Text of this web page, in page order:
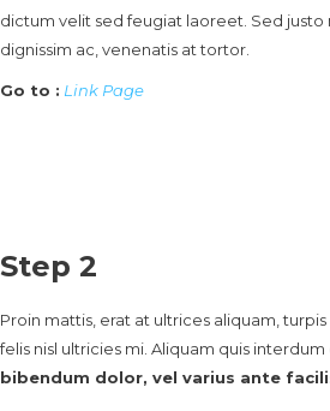
dictum velit sed feugiat laoreet. Sed justo
dignissim ac, venenatis at tortor.
Go to : Link Page
Step 2
Proin mattis, erat at ultrices aliquam,
felis nisl ultricies mi. Aliquam quis interdum
bibendum dolor, vel varius ante